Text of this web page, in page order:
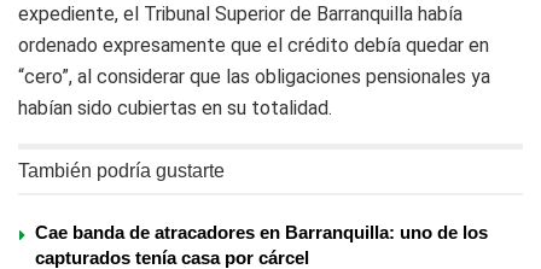
expediente, el Tribunal Superior de Barranquilla había
ordenado expresamente que el crédito debía quedar en
“cero”, al considerar que las obligaciones pensionales ya
habían sido cubiertas en su totalidad.
También podría gustarte
Cae banda de atracadores en Barranquilla: uno de los
capturados tenía casa por cárcel